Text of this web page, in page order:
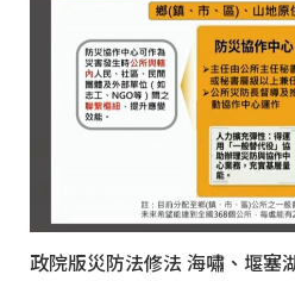
政院版災防法修法 海嘯、堰塞